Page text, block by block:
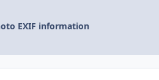
EXIF information